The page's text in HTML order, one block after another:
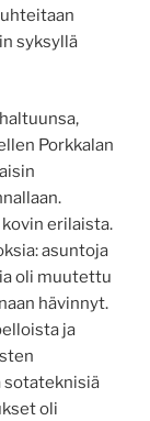
syksyllä
Porkkalan
erilaista.
asuntoja
oli muutettu
hävinnyt.
ja
sotateknisiä
oli